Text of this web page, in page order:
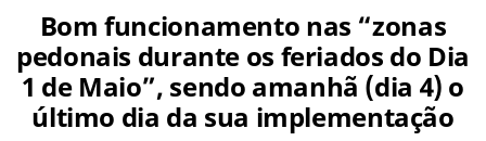
Bom funcionamento nas “zonas
pedonais durante os feriados do Dia
1 de Maio”, sendo amanhã (dia 4) o
último dia da sua implementação